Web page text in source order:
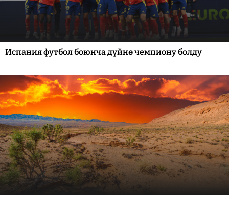
Испания футбол боюнча дүйнө чемпиону болду